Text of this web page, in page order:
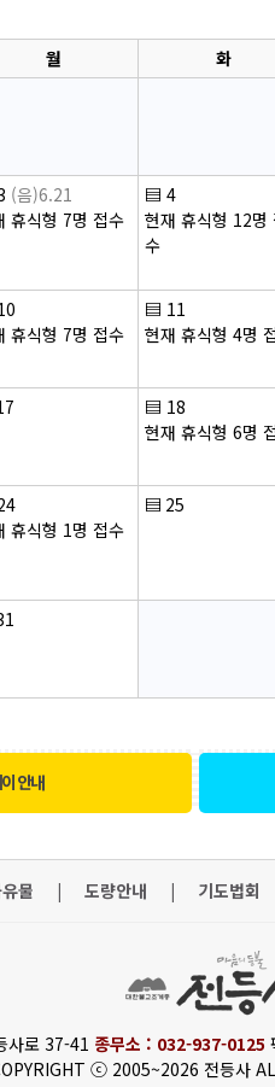
월 화
(음)6.21
휴식형 7명 접수
▤ 4
현재 휴식형 12명
수
휴식형 7명 접수
▤ 11
현재 휴식형 4명
▤ 18
현재 휴식형 6명
휴식형 1명 접수
▤ 25
안내
물 | 도량안내 | 기도법회
사로 37-41 종무소 : 032-937-0125
ⓒ 2005~2026 전등사